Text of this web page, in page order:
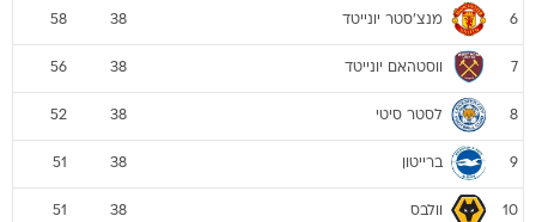
6 מנצ'סטר יונייטד 38
58
7 ווסטהאם יונייטד 38
56
8 לסטר סיטי 38
52
9 ברייטון 38
51
10 וולבס 38
51